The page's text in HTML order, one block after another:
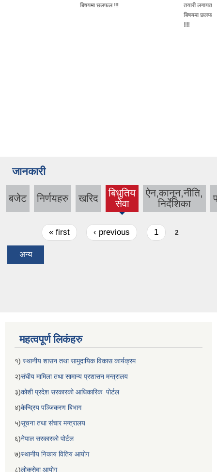
बिषयमा छलफल !!!
तयारी लगायत विविध
बिषयमा छलफल हुँदै
जानकारी
बजेट निर्णयहरु खरिद
बिधुतिय
सेवा
(active
tab)
ऐन,कानून,नीति,
निर्देशिका
Pages « first ‹ previous 1 2
अन्य
महत्वपूर्ण लिकंहरु
१) स्थानीय शासन तथा सामुदायिक विकास कार्यक्रम
२)संघीय मामिला तथा सामान्य प्रशासन मन्त्रालय
३)कोशी प्रदेश सरकारको आधिकारिक पोर्टल
४)केन्द्रिय पञ्जिकरण बिभाग
५)सूचना तथा संचार मन्त्रालय
६)नेपाल सरकारको पोर्टल
७)स्थानीय निकाय वितिय आयोग
८)लोकसेवा आयोग